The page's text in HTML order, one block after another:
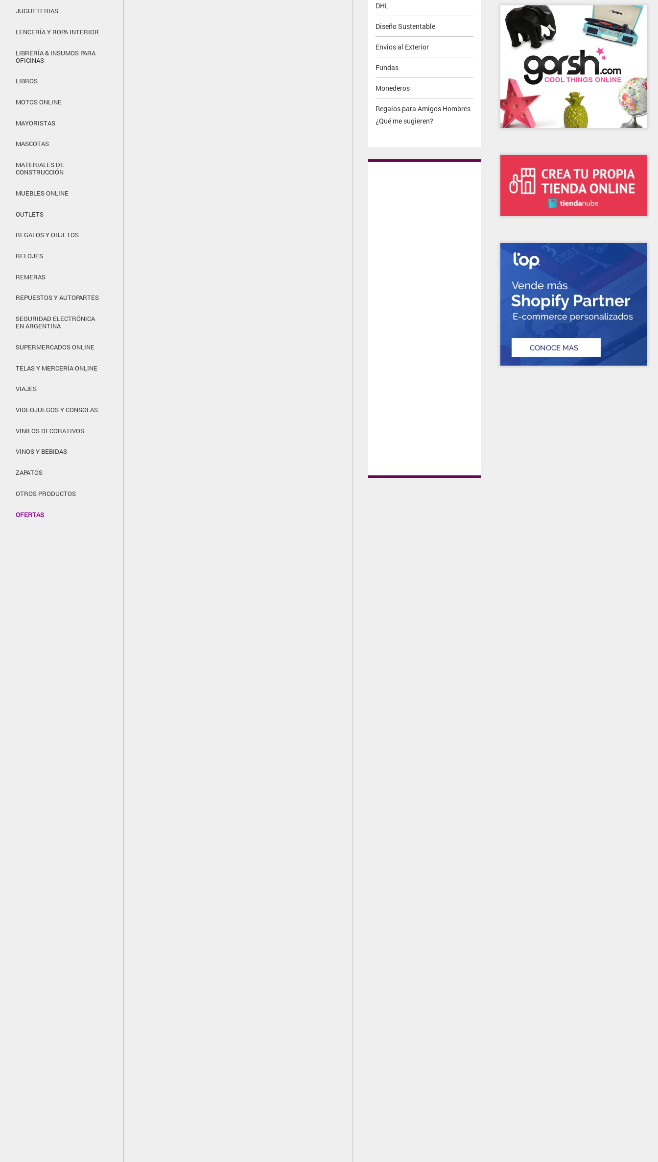
JUGUETERIAS
LENCERÍA Y ROPA INTERIOR
LIBRERÍA & INSUMOS PARA
OFICINAS
LIBROS
MOTOS ONLINE
MAYORISTAS
MASCOTAS
MATERIALES DE
CONSTRUCCIÓN
MUEBLES ONLINE
OUTLETS
REGALOS Y OBJETOS
RELOJES
REMERAS
REPUESTOS Y AUTOPARTES
SEGURIDAD ELECTRÓNICA
EN ARGENTINA
SUPERMERCADOS ONLINE
TELAS Y MERCERÍA ONLINE
VIAJES
VIDEOJUEGOS Y CONSOLAS
VINILOS DECORATIVOS
VINOS Y BEBIDAS
ZAPATOS
OTROS PRODUCTOS
OFERTAS
DHL
Diseño Sustentable
Envios al Exterior
Fundas
Monederos
Regalos para Amigos Hombres
¿Qué me sugieren?